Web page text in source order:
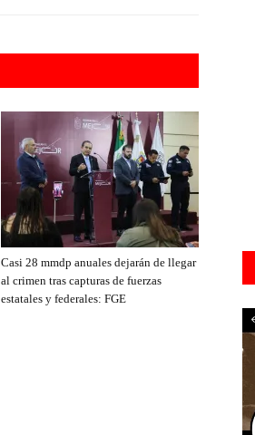
Casi 28 mmdp anuales dejarán de llegar
al crimen tras capturas de fuerzas
estatales y federales: FGE